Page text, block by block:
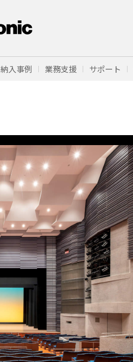
納入事例 業務支援 サポート